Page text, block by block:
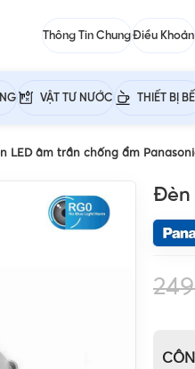
Thông Tin ChungĐiều Khoản
VẬT TƯ NƯỚC THIẾT BỊ
LED âm trần chống ẩm
Đèn